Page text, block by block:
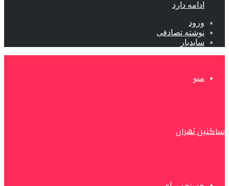
ادامه دارد
ورود
نوشته تصادفی
سایدبار
منو
ساکنین تهران